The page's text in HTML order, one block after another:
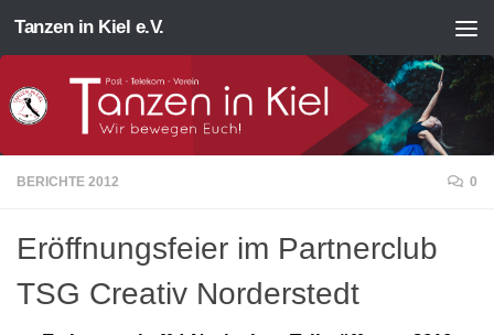
Zum Inhalt springen
Tanzen in Kiel e.V.
BERICHTE 2012 0
Eröffnungsfeier im Partnerclub
TSG Creativ Norderstedt